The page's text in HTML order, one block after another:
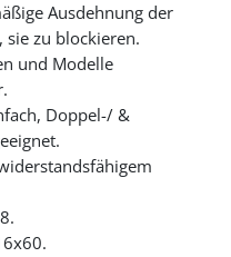
Ausdehnung der
sie zu blockieren.
und Modelle
Doppel-/ &